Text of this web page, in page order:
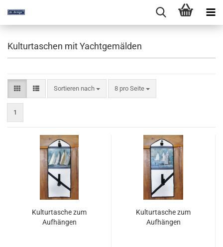
Kulturtaschen mit Yachtgemälden
Sortieren nach
Sortieren nach 8 pro Seite
pro Seite
1
Kulturtasche zum
Aufhängen
Kulturtasche zum
Aufhängen